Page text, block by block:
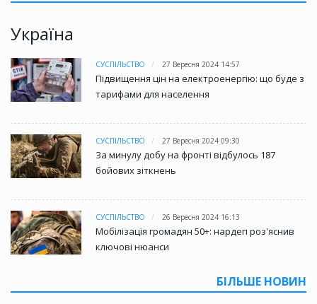
Україна
СУСПІЛЬСТВО 27 Вересня 2024 14:57
Підвищення цін на електроенергію: що буде з
тарифами для населення
СУСПІЛЬСТВО 27 Вересня 2024 09:30
За минулу добу на фронті відбулось 187
бойових зіткнень
СУСПІЛЬСТВО 26 Вересня 2024 16:13
Мобілізація громадян 50+: нардеп роз'яснив
ключові нюанси
БІЛЬШЕ НОВИН